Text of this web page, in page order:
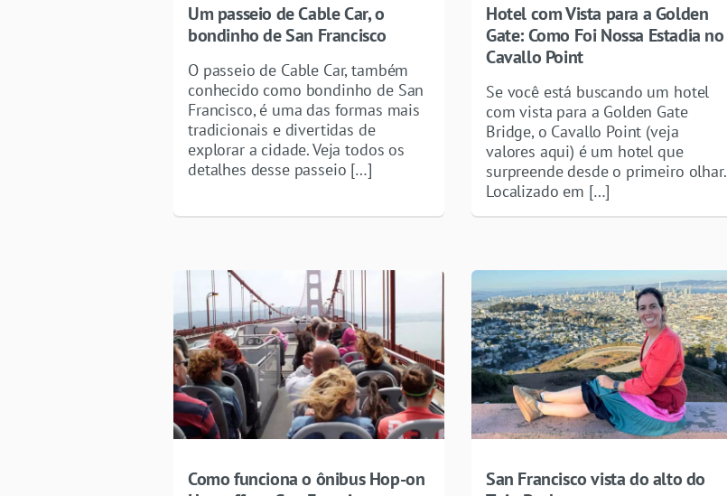
Um passeio de Cable Car, o
bondinho de San Francisco
O passeio de Cable Car, também
conhecido como bondinho de San
Francisco, é uma das formas mais
tradicionais e divertidas de
explorar a cidade. Veja todos os
detalhes desse passeio […]
Hotel com Vista para a Golden
Gate: Como Foi Nossa Estadia no
Cavallo Point
Se você está buscando um hotel
com vista para a Golden Gate
Bridge, o Cavallo Point (veja
valores aqui) é um hotel que
surpreende desde o primeiro olhar.
Localizado em […]
Como funciona o ônibus Hop-on
San Francisco vista do alto do